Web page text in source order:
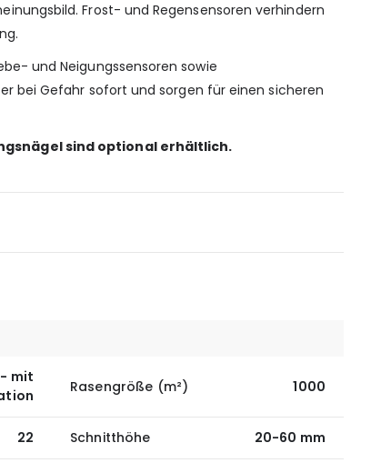
Frost- und Regensensoren verhindern
und Neigungssensoren sowie
bei Gefahr sofort und sorgen für einen sicheren
sind optional erhältlich.
mit
Rasengröße (m²) 1000
22 Schnitthöhe 20-60 mm